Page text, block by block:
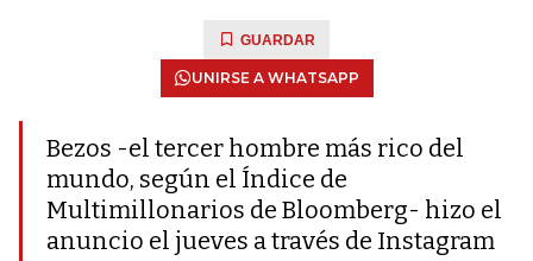
GUARDAR
UNIRSE A WHATSAPP
Bezos -el tercer hombre más rico del
mundo, según el Índice de
Multimillonarios de Bloomberg- hizo el
anuncio el jueves a través de Instagram